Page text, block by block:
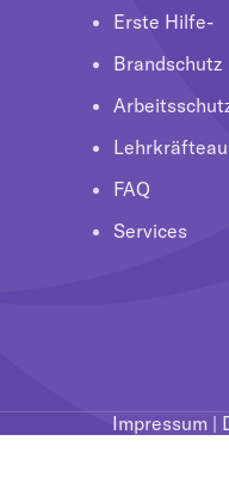
Erste Hilfe-
Brandschutz
FAQ
Services
Impressum |